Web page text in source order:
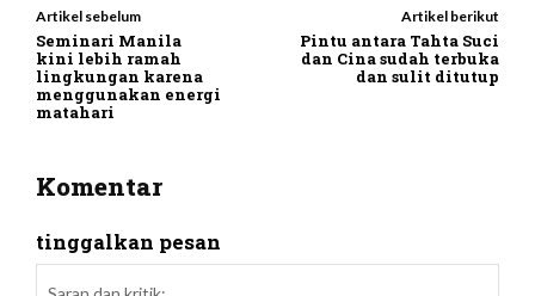
Artikel sebelum
Seminari Manila
kini lebih ramah
lingkungan karena
menggunakan energi
matahari
Artikel berikut
Pintu antara Tahta Suci
dan Cina sudah terbuka
dan sulit ditutup
Komentar
tinggalkan pesan